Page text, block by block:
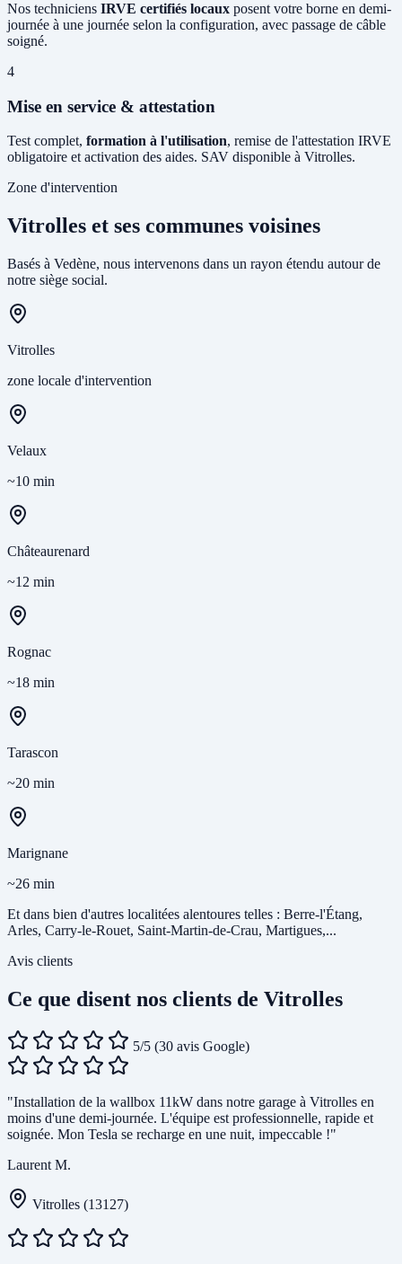
Nos techniciens IRVE certifiés locaux posent votre borne en demi-
journée à une journée selon la configuration, avec passage de câble
soigné.
4
Mise en service & attestation
Test complet, formation à l'utilisation, remise de l'attestation IRVE
obligatoire et activation des aides. SAV disponible à Vitrolles.
Zone d'intervention
Vitrolles et ses communes voisines
Basés à Vedène, nous intervenons dans un rayon étendu autour de
notre siège social.
Vitrolles
zone locale d'intervention
Velaux
~10 min
Châteaurenard
~12 min
Rognac
~18 min
Tarascon
~20 min
Marignane
~26 min
Et dans bien d'autres localitées alentoures telles : Berre-l'Étang,
Arles, Carry-le-Rouet, Saint-Martin-de-Crau, Martigues,...
Avis clients
Ce que disent nos clients de Vitrolles
5/5 (30 avis Google)
"Installation de la wallbox 11kW dans notre garage à Vitrolles en
moins d'une demi-journée. L'équipe est professionnelle, rapide et
soignée. Mon Tesla se recharge en une nuit, impeccable !"
Laurent M.
Vitrolles (13127)